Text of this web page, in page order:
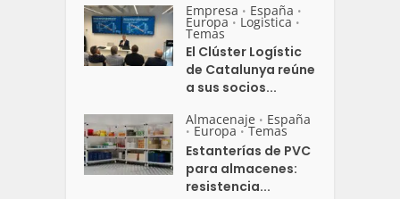
Empresa • España •
Europa • Logistica •
Temas
El Clúster Logístic
de Catalunya reúne
a sus socios...
Almacenaje • España
• Europa • Temas
Estanterías de PVC
para almacenes:
resistencia...